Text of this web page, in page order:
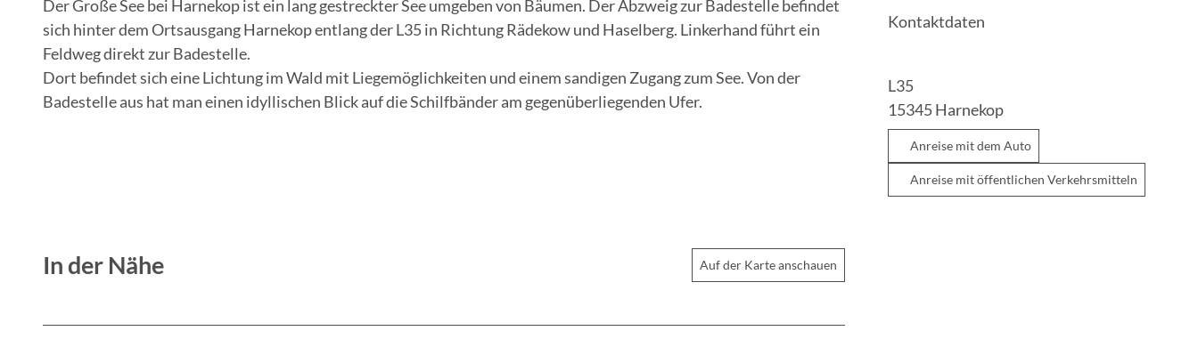
Der Große See bei Harnekop ist ein lang gestreckter See umgeben von Bäumen. Der Abzweig zur Badestelle befindet
sich hinter dem Ortsausgang Harnekop entlang der L35 in Richtung Rädekow und Haselberg. Linkerhand führt ein
Feldweg direkt zur Badestelle.
Dort befindet sich eine Lichtung im Wald mit Liegemöglichkeiten und einem sandigen Zugang zum See. Von der
Badestelle aus hat man einen idyllischen Blick auf die Schilfbänder am gegenüberliegenden Ufer.
In der Nähe Auf der Karte anschauen
Kontaktdaten
L35
15345Harnekop
Anreise mit dem Auto
Anreise mit öffentlichen Verkehrsmitteln